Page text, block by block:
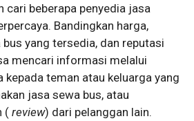
cari beberapa penyedia jasa
Bandingkan harga,
yang tersedia, dan reputasi
mencari informasi melalui
kepada teman atau keluarga yang
jasa sewa bus, atau
(review) dari pelanggan lain.